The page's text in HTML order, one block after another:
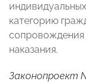
категорию
сопровождения
наказания.
Законопроект